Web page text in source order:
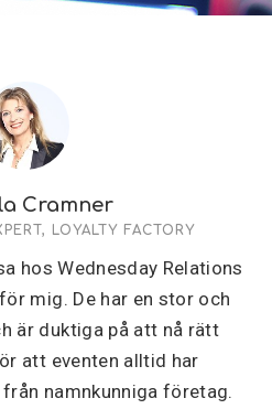
Cramner
LOYALTY FACTORY
hos Wednesday Relations
mig. De har en stor och
är duktiga på att nå rätt
att eventen alltid har
namnkunniga företag.